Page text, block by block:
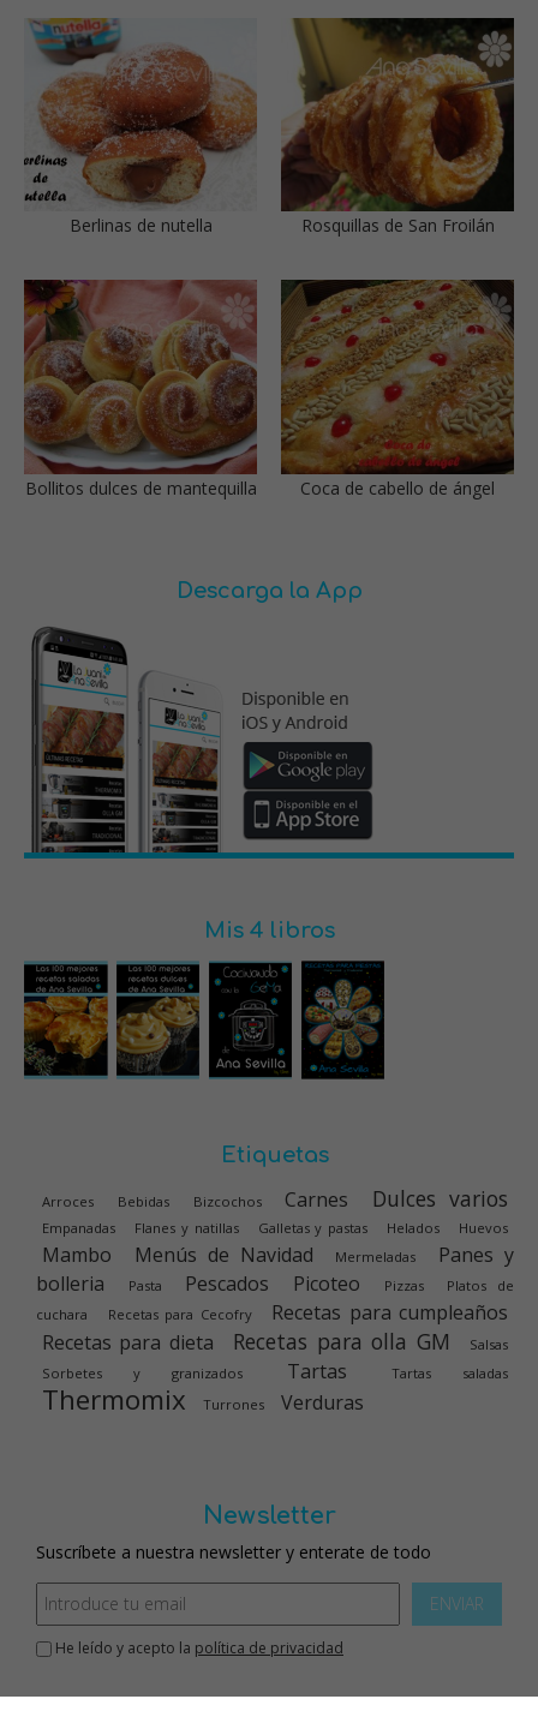
Berlinas de nutella Rosquillas de San Froilán
Bollitos dulces de mantequilla Coca de cabello de ángel
Descarga la App
Mis 4 libros
Etiquetas
Arroces Bebidas Bizcochos Carnes Dulces varios
Empanadas Flanes y natillas Galletas y pastas Helados Huevos
Mambo Menús de Navidad Mermeladas
Panes y
bolleria
Pasta Pescados Picoteo Pizzas
Platos de
cuchara
Recetas para Cecofry
Recetas para cumpleaños
Recetas para dieta
Recetas para olla GM
Salsas
Sorbetes y granizados
Tartas Tartas saladas
Thermomix Turrones Verduras
Newsletter
Suscríbete a nuestra newsletter y enterate de todo
ENVIAR
He leído y acepto la política de privacidad